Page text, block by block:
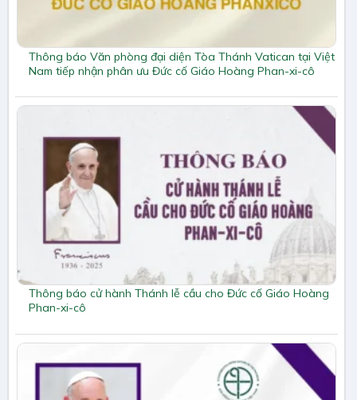
Thông báo Văn phòng đại diện Tòa Thánh Vatican tại Việt
Nam tiếp nhận phân ưu Đức cố Giáo Hoàng Phan-xi-cô
Thông báo cử hành Thánh lễ cầu cho Đức cố Giáo Hoàng
Phan-xi-cô